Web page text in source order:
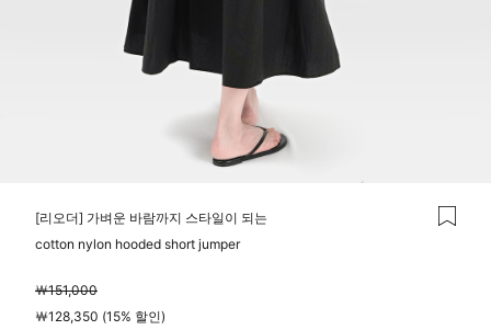
[리오더] 가벼운 바람까지 스타일이 되는
cotton nylon hooded short jumper
￦151,000
￦128,350 (15% 할인)